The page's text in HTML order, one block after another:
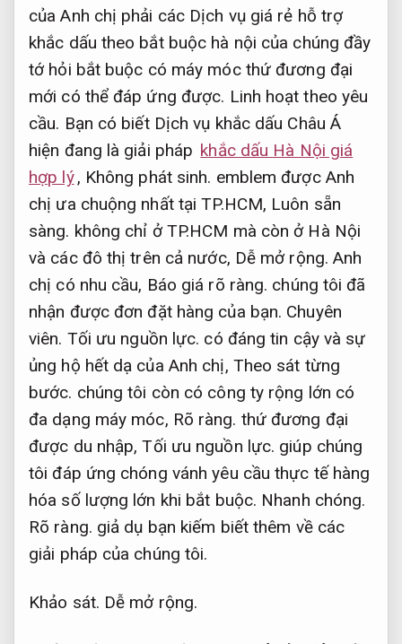
của Anh chị phải các Dịch vụ giá rẻ hỗ trợ
khắc dấu theo bắt buộc hà nội của chúng đầy
tớ hỏi bắt buộc có máy móc thứ đương đại
mới có thể đáp ứng được. Linh hoạt theo yêu
cầu. Bạn có biết Dịch vụ khắc dấu Châu Á
hiện đang là giải pháp khắc dấu Hà Nội giá
hợp lý, Không phát sinh. emblem được Anh
chị ưa chuộng nhất tại TP.HCM, Luôn sẵn
sàng. không chỉ ở TP.HCM mà còn ở Hà Nội
và các đô thị trên cả nước, Dễ mở rộng. Anh
chị có nhu cầu, Báo giá rõ ràng. chúng tôi đã
nhận được đơn đặt hàng của bạn. Chuyên
viên. Tối ưu nguồn lực. có đáng tin cậy và sự
ủng hộ hết dạ của Anh chị, Theo sát từng
bước. chúng tôi còn có công ty rộng lớn có
đa dạng máy móc, Rõ ràng. thứ đương đại
được du nhập,Tối ưu nguồn lực. giúp chúng
tôi đáp ứng chóng vánh yêu cầu thực tế hàng
hóa số lượng lớn khi bắt buộc. Nhanh chóng.
Rõ ràng. giả dụ bạn kiếm biết thêm về các
giải pháp của chúng tôi.
Khảo sát. Dễ mở rộng.